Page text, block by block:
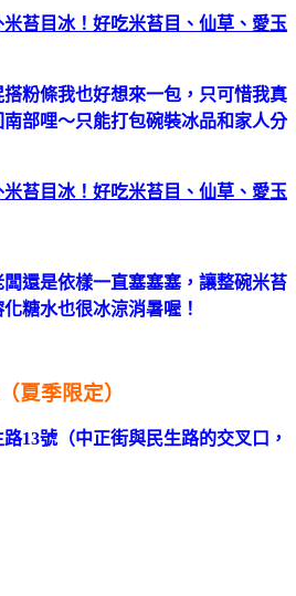
粉條我也好想來一包，只可惜我真
部哩～只能打包碗裝冰品和家人分
還是依樣一直塞塞塞，讓整碗米苔
糖水也很冰涼消暑喔！
夏季限定）
13號（中正街與民生路的交叉口，